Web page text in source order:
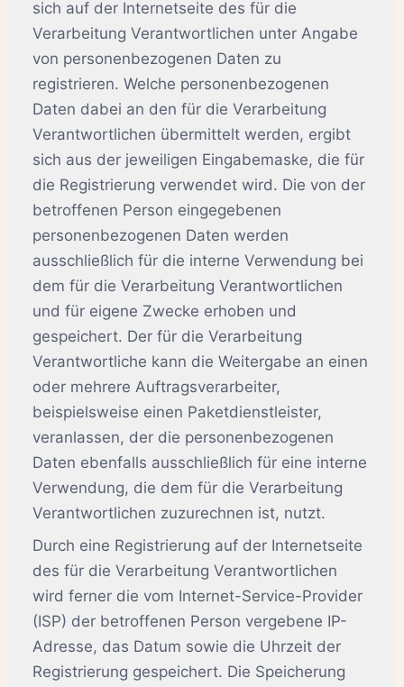
sich auf der Internetseite des für die
Verarbeitung Verantwortlichen unter Angabe
von personenbezogenen Daten zu
registrieren. Welche personenbezogenen
Daten dabei an den für die Verarbeitung
Verantwortlichen übermittelt werden, ergibt
sich aus der jeweiligen Eingabemaske, die für
die Registrierung verwendet wird. Die von der
betroffenen Person eingegebenen
personenbezogenen Daten werden
ausschließlich für die interne Verwendung bei
dem für die Verarbeitung Verantwortlichen
und für eigene Zwecke erhoben und
gespeichert. Der für die Verarbeitung
Verantwortliche kann die Weitergabe an einen
oder mehrere Auftragsverarbeiter,
beispielsweise einen Paketdienstleister,
veranlassen, der die personenbezogenen
Daten ebenfalls ausschließlich für eine interne
Verwendung, die dem für die Verarbeitung
Verantwortlichen zuzurechnen ist, nutzt.
Durch eine Registrierung auf der Internetseite
des für die Verarbeitung Verantwortlichen
wird ferner die vom Internet-Service-Provider
(ISP) der betroffenen Person vergebene IP-
Adresse, das Datum sowie die Uhrzeit der
Registrierung gespeichert. Die Speicherung